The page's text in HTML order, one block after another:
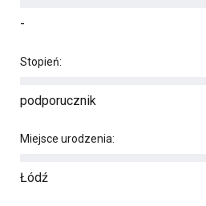
-
Stopień:
podporucznik
Miejsce urodzenia:
Łódź